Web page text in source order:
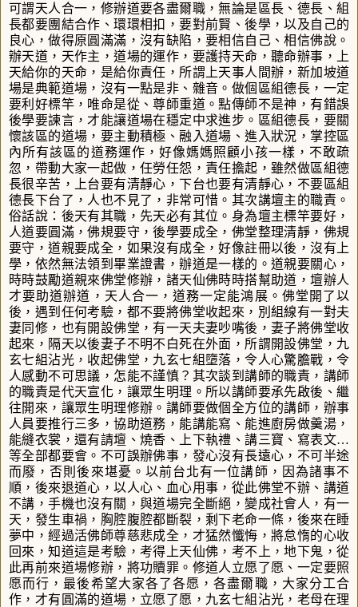
可謂天人合一，修辦道要各盡爾職，無論是區長、德長、組
長都要團結合作、環環相扣，要對前賢、後學，以及自己的
良心，做得原圓滿滿，沒有缺陷，要相信自己、相信佛說。
辦天道，天作主，道場的運作，要護持天命，聽命辦事，上
天給你的天命，是給你責任，所謂上天事人間辦，新加坡道
場是典範道場，沒有一點是非、雜音。做個區組德長，一定
要利好標竿，唯命是從、尊師重道。點傳師不是神，有錯誤
後學要諫言，才能讓道場在穩定中求進步。區組德長，要關
懷該區的道場，要主動積極、融入道場、進入狀況，掌控區
內所有該區的道務運作，好像媽媽照顧小孩一樣，不敢疏
忽，帶動大家一起做，任勞任怨，責任擔起，雖然做區組德
長很辛苦，上台要有清靜心，下台也要有清靜心，不要區組
德長下台了，人也不見了，非常可惜。其次講壇主的職責。
俗話說：後天有其職，先天必有其位。身為壇主標竿要好，
人道要圓滿，佛規要守，後學要成全，佛堂整理清靜，佛規
要守，道親要成全，如果沒有成全，好像註冊以後，沒有上
學，依然無法領到畢業證書，辦道是一樣的。道親要關心，
時時鼓勵道親來佛堂修辦，諸天仙佛時時搭幫助道，壇辦人
才要助道辦道，天人合一，道務一定能鴻展。佛堂開了以
後，遇到任何考驗，都不要將佛堂收起來，別組線有一對夫
妻同修，也有開設佛堂，有一天夫妻吵嘴後，妻子將佛堂收
起來，隔天以後妻子不明不白死在外面，所謂開設佛堂，九
玄七組沾光，收起佛堂，九玄七組墮落，令人心驚膽戰，令
人感動不可思議，怎能不謹慎？其次談到講師的職責，講師
的職責是代天宣化，讓眾生明理。所以講師要承先啟後、繼
往開來，讓眾生明理修辦。講師要做個全方位的講師，辦事
人員要推行三多，協助道務，能講能寫、能進廚房做羹湯，
能縫衣裳，還有請壇、燒香、上下執禮、講三寶、寫表文…
等全部都要會。不可誤辦佛事，發心沒有長遠心，不可半途
而廢，否則後來堪憂。以前台北有一位講師，因為諸事不
順，後來退道心，以人心、血心用事，從此佛堂不辦、講道
不講，手機也沒有關，與道場完全斷絕，變成社會人，有一
天，發生車禍，胸腔腹腔都斷裂，剩下老命一條，後來在睡
夢中，經過活佛師尊慈悲成全，才猛然懺悔，將怠惰的心收
回來，知道這是考驗，考得上天仙佛，考不上，地下鬼，從
此再前來道場修辦，將功贖罪。修道人立愿了愿、一定要照
愿而行，最後希望大家各了各愿，各盡爾職，大家分工合
作，才有圓滿的道場，立愿了愿，九玄七組沾光，老母在理